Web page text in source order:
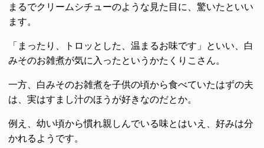
まるでクリームシチューのような見た目に、驚いたといい
ます。
「まったり、トロッとした、温まるお味です」といい、白
みそのお雑煮が気に入ったというかたくりこさん。
一方、白みそのお雑煮を子供の頃から食べていたはずの夫
は、実はすまし汁のほうが好きなのだとか。
例え、幼い頃から慣れ親しんでいる味とはいえ、好みは分
かれるようです。